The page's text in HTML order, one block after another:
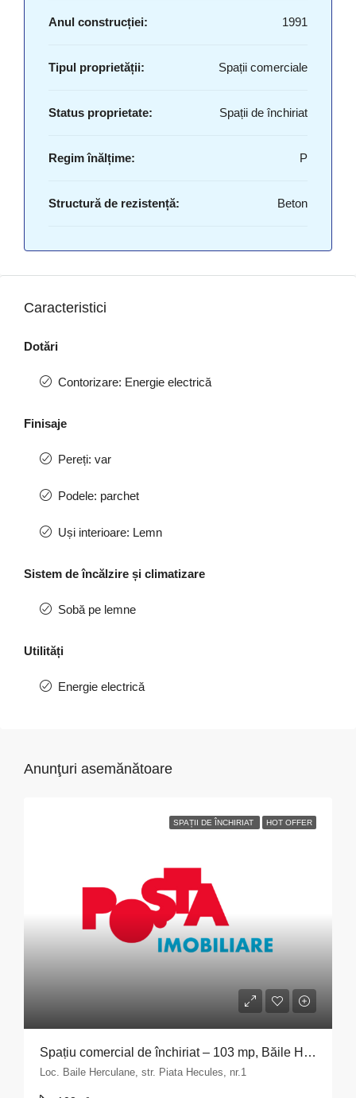
Anul construcției: 1991
Tipul proprietății: Spații comerciale
Status proprietate: Spații de închiriat
Regim înălțime: P
Structură de rezistență: Beton
Caracteristici
Dotări
Contorizare: Energie electrică
Finisaje
Pereți: var
Podele: parchet
Uși interioare: Lemn
Sistem de încălzire și climatizare
Sobă pe lemne
Utilități
Energie electrică
Anunţuri asemănătoare
SPAȚII DE ÎNCHIRIAT HOT OFFER
Spațiu comercial de închiriat – 103 mp, Băile Herculane
Loc. Baile Herculane, str. Piata Hecules, nr.1